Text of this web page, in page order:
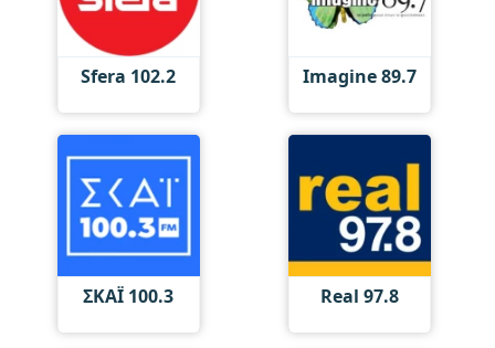
Sfera 102.2 Imagine 89.7
ΣΚΑΪ 100.3 Real 97.8